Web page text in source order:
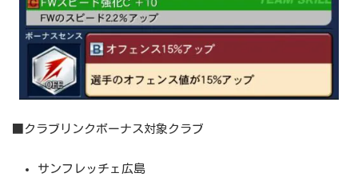
■クラブリンクボーナス対象クラブ
サンフレッチェ広島